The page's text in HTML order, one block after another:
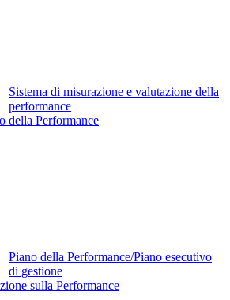
Sistema di misurazione e valutazione della
performance
della Performance
Piano della Performance/Piano esecutivo
di gestione
sulla Performance